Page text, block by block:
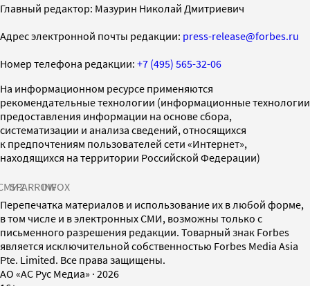
Главный редактор: Мазурин Николай Дмитриевич
Адрес электронной почты редакции: press-release@forbes.ru
Номер телефона редакции: +7 (495) 565-32-06
На информационном ресурсе применяются
рекомендательные технологии (информационные технологии
предоставления информации на основе сбора,
систематизации и анализа сведений, относящихся
к предпочтениям пользователей сети «Интернет»,
находящихся на территории Российской Федерации)
SPARROWINFOX
Перепечатка материалов и использование их в любой форме,
в том числе и в электронных СМИ, возможны только с
письменного разрешения редакции. Товарный знак Forbes
является исключительной собственностью Forbes Media Asia
Pte. Limited. Все права защищены.
AO «АС Рус Медиа» · 2026